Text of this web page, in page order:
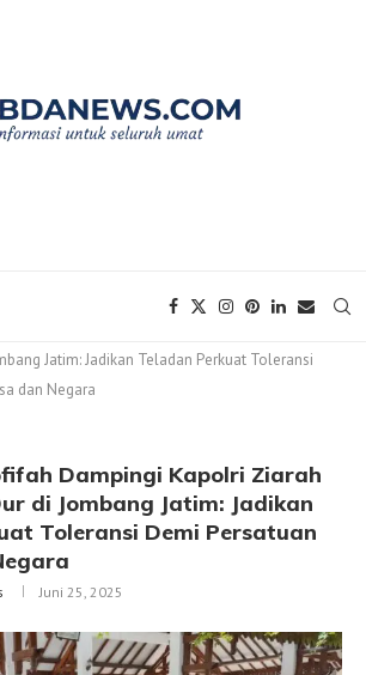
Jatim: Jadikan Teladan Perkuat Toleransi
dan Negara
Dampingi Kapolri Ziarah
di Jombang Jatim: Jadikan
Toleransi Demi Persatuan
Juni 25, 2025